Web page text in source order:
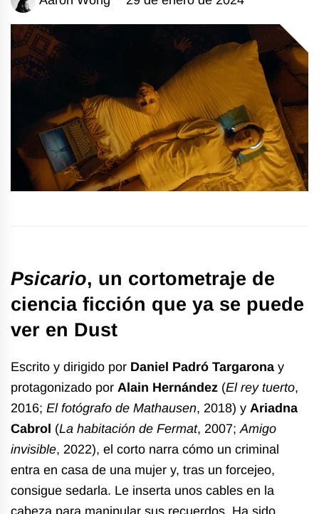
Psicario, un cortometraje de
ciencia ficción que ya se puede
ver en Dust
Escrito y dirigido por Daniel Padró Targaronay
protagonizado por Alain Hernández (El rey tuerto,
2016; El fotógrafo de Mathausen, 2018) y Ariadna
Cabrol (La habitación de Fermat, 2007;Amigo
invisible, 2022), el corto narra cómo un criminal
entra en casa de una mujer y, tras un forcejeo,
consigue sedarla. Le inserta unos cables en la